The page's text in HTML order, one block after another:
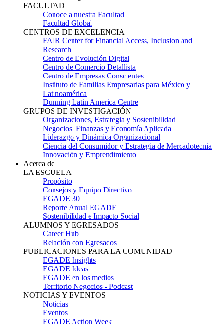
FACULTAD
Conoce a nuestra Facultad
Facultad Global
CENTROS DE EXCELENCIA
FAIR Center for Financial Access, Inclusion and
Research
Centro de Evolución Digital
Centro de Comercio Detallista
Centro de Empresas Conscientes
Instituto de Familias Empresarias para México y
Latinoamérica
Dunning Latin America Centre
GRUPOS DE INVESTIGACIÓN
Organizaciones, Estrategia y Sostenibilidad
Negocios, Finanzas y Economía Aplicada
Liderazgo y Dinámica Organizacional
Ciencia del Consumidor y Estrategia de Mercadotecnia
Innovación y Emprendimiento
Acerca de
LA ESCUELA
Propósito
Consejos y Equipo Directivo
EGADE 30
Reporte Anual EGADE
Sostenibilidad e Impacto Social
ALUMNOS Y EGRESADOS
Career Hub
Relación con Egresados
PUBLICACIONES PARA LA COMUNIDAD
EGADE Insights
EGADE Ideas
EGADE en los medios
Territorio Negocios - Podcast
NOTICIAS Y EVENTOS
Noticias
Eventos
EGADE Action Week